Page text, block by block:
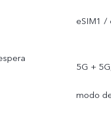
eSIM1 /
5G +
modo